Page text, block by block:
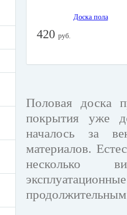
420 руб.
Половая доска
покрытия уже
началось за
материалов.
несколько